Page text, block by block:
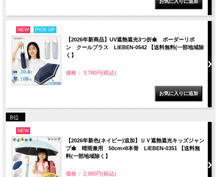
NEW PICK UP
【2026年新商品】UV遮熱遮光3つ折傘 ボーダーリボ
ン クールプラス LIEBEN-0542 【送料無料(一部地域除
く】
価格： 3,780円(税込)
8位
NEW
【2026年新色(ネイビー)追加】ＵＶ遮熱遮光キッズジャン
プ傘 晴雨兼用 50cm×8本骨 LIEBEN-0351 【送料無
料(一部地域除く】
価格： 2,980円(税込)